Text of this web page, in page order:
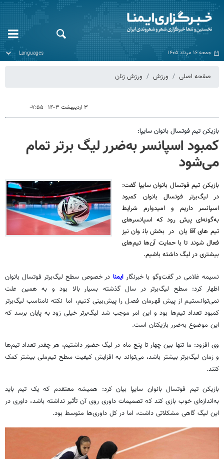
جمعه ۱۶ مرداد ۱۴۰۵
صفحه اصلی ورزش ورزش‌ زنان
۳ اردیبهشت ۱۴۰۳ - ۰۷:۵۵
بازیکن تیم فوتسال بانوان سایپا:
کمبود اسپانسر به‌ضرر لیگ‌ برتر تمام
می‌شود
بازیکن تیم فوتسال بانوان سایپا گفت:
در لیگ‌برتر فوتسال بانوان کمبود
اسپانسر داریم و امیدوارم شرایط
به‌گونه‌ای پیش رود که اسپانسرهای
تیم‌های آقایان در بخش بانوان نیز
فعال شوند تا با حمایت آن‌ها تیم‌های
بیشتری در لیگ داشته باشیم.
نسیمه غلامی در گفت‌وگو با خبرنگار ایمنا در خصوص سطح لیگ‌برتر فوتسال بانوان
اظهار کرد: سطح لیگ‌برتر در سال گذشته بسیار بالا بود و به همین علت
نمی‌توانستیم از پیش قهرمان فصل را پیش‌بینی کنیم، اما نکته نامناسب لیگ‌برتر
کمبود تعداد تیم‌ها بود و این امر موجب شد لیگ‌برتر خیلی زود به پایان برسد که
این موضوع به‌ضرر بازیکنان است.
وی افزود: ما تنها بین چهار تا پنج ماه در لیگ حضور داشتیم، هر چقدر تعداد تیم‌ها
و زمان لیگ‌برتر بیشتر باشد، می‌تواند به افزایش کیفیت سطح تیم‌ملی بیشتر کمک
کنند.
بازیکن تیم فوتسال بانوان سایپا بیان کرد: همیشه معتقدم که یک تیم باید
به‌اندازه‌ای خوب بازی کند که تصمیمات داوری روی آن تأثیر نداشته باشد، داوری در
این لیگ گاهی مشکلاتی داشت، اما در کل داوری‌ها متوسط بود.